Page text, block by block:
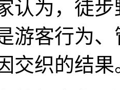
为，徒步
游客行为
交织的结果